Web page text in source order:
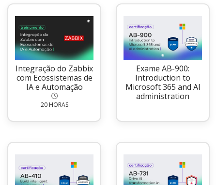
Integração do Zabbix
com Ecossistemas de
IA e Automação
20 HORAS
Exame AB-900:
Introduction to
Microsoft 365 and AI
administration